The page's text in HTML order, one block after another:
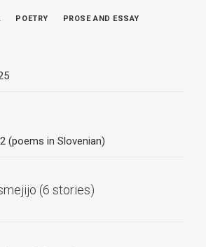
POETRY PROSE AND ESSAY
(poems in Slovenian)
(6 stories)